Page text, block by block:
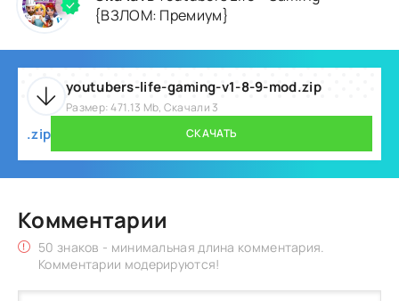
{ВЗЛОМ: Премиум}
youtubers-life-gaming-v1-8-9-mod.zip
Размер: 471.13 Mb, Скачали 3
.zip СКАЧАТЬ
Комментарии
50 знаков - минимальная длина комментария.
Комментарии модерируются!